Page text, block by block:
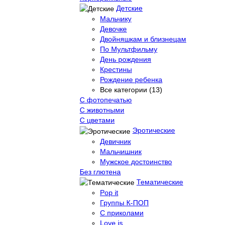
Детские
Мальчику
Девочке
Двойняшкам и близнецам
По Мультфильму
День рождения
Крестины
Рождение ребенка
Все категории (13)
С фотопечатью
C животными
С цветами
Эротические
Девичник
Мальчишник
Мужское достоинство
Без глютена
Тематические
Pop it
Группы К-ПОП
С приколами
Love is